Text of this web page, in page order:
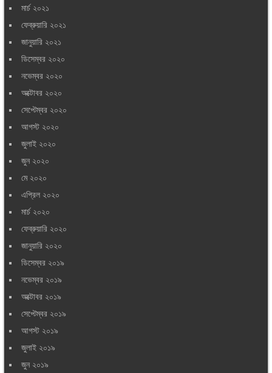
মার্চ ২০২১
ফেব্রুয়ারি ২০২১
জানুয়ারি ২০২১
ডিসেম্বর ২০২০
নভেম্বর ২০২০
অক্টোবর ২০২০
সেপ্টেম্বর ২০২০
আগস্ট ২০২০
জুলাই ২০২০
জুন ২০২০
মে ২০২০
এপ্রিল ২০২০
মার্চ ২০২০
ফেব্রুয়ারি ২০২০
জানুয়ারি ২০২০
ডিসেম্বর ২০১৯
নভেম্বর ২০১৯
অক্টোবর ২০১৯
সেপ্টেম্বর ২০১৯
আগস্ট ২০১৯
জুলাই ২০১৯
জুন ২০১৯